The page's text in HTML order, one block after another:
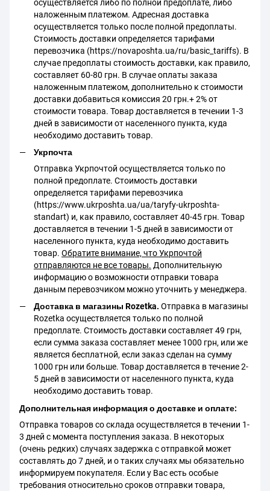
осуществляется либо по полной предоплате, либо
наложенным платежом. Адресная доставка
осуществляется только после полной предоплаты.
Стоимость доставки определяется тарифами
перевозчика (https://novaposhta.ua/ru/basic_tariffs). В
случае предоплаты стоимость доставки, как правило,
составляет 60-80 грн. В случае оплаты заказа
наложенным платежом, дополнительно к стоимости
доставки добавиться комиссия 20 грн.+ 2% от
стоимости товара. Товар доставляется в течении 1-3
дней в зависимости от населенного пункта, куда
необходимо доставить товар.
Укрпочта
Отправка Укрпочтой осуществляется только по
полной предоплате. Стоимость доставки
определяется тарифами перевозчика
(https://www.ukrposhta.ua/ua/taryfy-ukrposhta-
standart) и, как правило, составляет 40-45 грн. Товар
доставляется в течении 1-5 дней в зависимости от
населенного пункта, куда необходимо доставить
товар. Обратите внимание, что Укрпочтой
отправляются не все товары. Дополнительную
информацию о возможности отправки товара
данным перевозчиком можно уточнить у менеджера.
Доставка в магазины Rozetka. Отправка в магазины
Rozetka осуществляется только по полной
предоплате. Стоимость доставки составляет 49 грн,
если сумма заказа составляет менее 1000 грн, или же
является бесплатной, если заказ сделан на сумму
1000 грн или больше. Товар доставляется в течение 2-
5 дней в зависимости от населенного пункта, куда
необходимо доставить товар.
Дополнительная информация о доставке и оплате:
Отправка товаров со склада осуществляется в течении 1-
3 дней с момента поступления заказа. В некоторых
(очень редких) случаях задержка с отправкой может
составлять до 7 дней, и о таких случаях мы обязательно
информируем покупателя. Если у Вас есть особые
требования относительно сроков отправки товара,